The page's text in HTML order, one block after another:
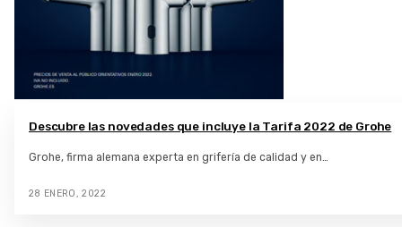
Descubre las novedades que incluye la Tarifa 2022 de Grohe
Grohe, firma alemana experta en grifería de calidad y en…
28 ENERO, 2022